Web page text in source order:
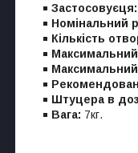
Застосовуєця:
Номінальний
Кількість
Максимальний
Штуцера в
Вага: 7кг.